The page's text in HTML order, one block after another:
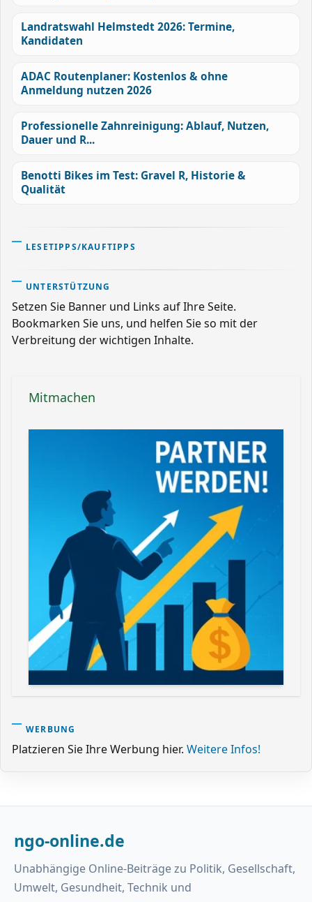
Landratswahl Helmstedt 2026: Termine,
Kandidaten
ADAC Routenplaner: Kostenlos & ohne
Anmeldung nutzen 2026
Professionelle Zahnreinigung: Ablauf, Nutzen,
Dauer und R...
Benotti Bikes im Test: Gravel R, Historie &
Qualität
LESETIPPS/KAUFTIPPS
UNTERSTÜTZUNG
Setzen Sie Banner und Links auf Ihre Seite.
Bookmarken Sie uns, und helfen Sie so mit der
Verbreitung der wichtigen Inhalte.
Mitmachen
WERBUNG
Platzieren Sie Ihre Werbung hier. Weitere Infos!
ngo-online.de
Unabhängige Online-Beiträge zu Politik, Gesellschaft,
Umwelt, Gesundheit, Technik und